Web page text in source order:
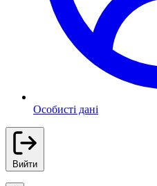
Особисті дані
Вийти